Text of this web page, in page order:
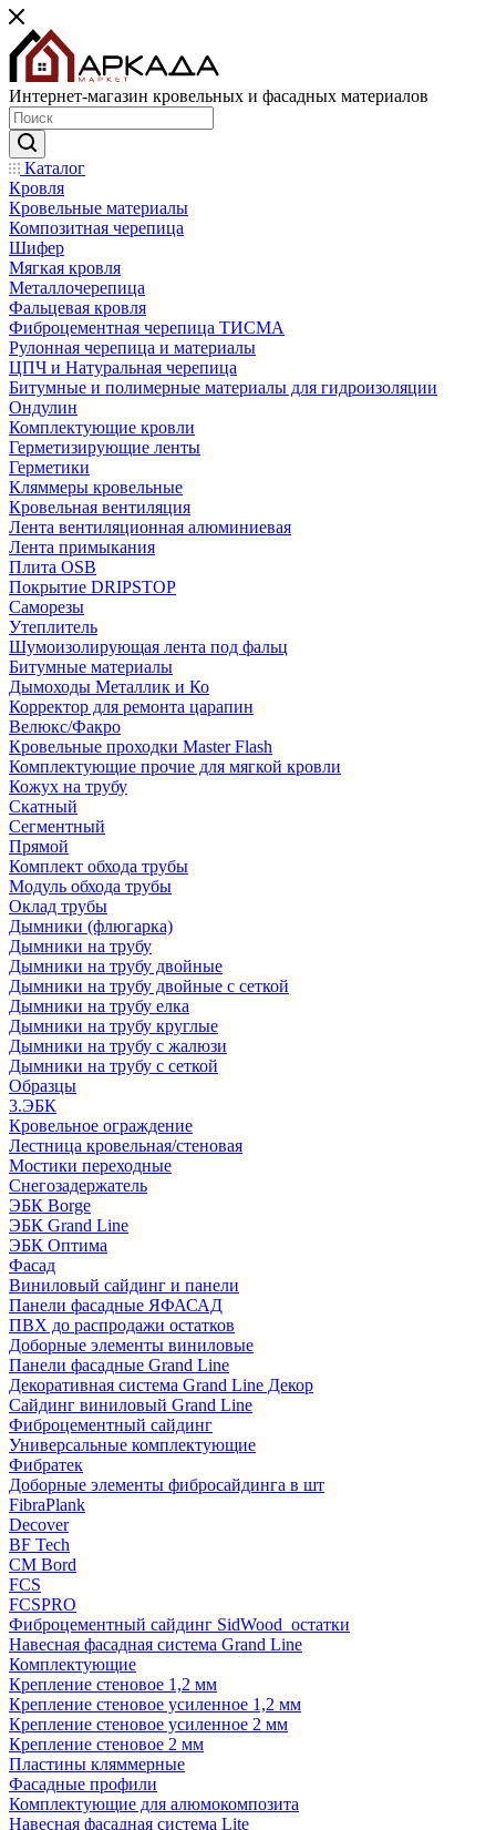
Интернет-магазин кровельных и фасадных материалов
Каталог
Кровля
Кровельные материалы
Композитная черепица
Шифер
Мягкая кровля
Металлочерепица
Фальцевая кровля
Фиброцементная черепица ТИСМА
Рулонная черепица и материалы
ЦПЧ и Натуральная черепица
Битумные и полимерные материалы для гидроизоляции
Ондулин
Комплектующие кровли
Герметизирующие ленты
Герметики
Кляммеры кровельные
Кровельная вентиляция
Лента вентиляционная алюминиевая
Лента примыкания
Плита OSB
Покрытие DRIPSTOP
Саморезы
Утеплитель
Шумоизолирующая лента под фальц
Битумные материалы
Дымоходы Металлик и Ко
Корректор для ремонта царапин
Велюкс/Факро
Кровельные проходки Master Flash
Комплектующие прочие для мягкой кровли
Кожух на трубу
Скатный
Сегментный
Прямой
Комплект обхода трубы
Модуль обхода трубы
Оклад трубы
Дымники (флюгарка)
Дымники на трубу
Дымники на трубу двoйные
Дымники на трубу двoйные с сеткой
Дымники на трубу елка
Дымники на трубу круглые
Дымники на трубу с жалюзи
Дымники на трубу с сеткой
Образцы
3.ЭБК
Кровельное ограждение
Лестница кровельная/стеновая
Мостики переходные
Снегозадержатель
ЭБК Borge
ЭБК Grand Line
ЭБК Оптима
Фасад
Виниловый сайдинг и панели
Панели фасадные ЯФАСАД
ПВХ до распродажи остатков
Доборные элементы виниловые
Панели фасадные Grand Line
Декоративная система Grand Line Декор
Сайдинг виниловый Grand Line
Фиброцементный сайдинг
Универсальные комплектующие
Фибратек
Доборные элементы фибросайдинга в шт
FibraPlank
Decover
BF Tech
CM Bord
FCS
FCSPRO
Фиброцементный сайдинг SidWood_остатки
Навесная фасадная система Grand Line
Комплектующие
Крепление стеновое 1,2 мм
Крепление стеновое усиленное 1,2 мм
Крепление стеновое усиленное 2 мм
Крепление стеновое 2 мм
Пластины кляммерные
Фасадные профили
Комплектующие для алюмокомпозита
Навесная фасадная система Lite